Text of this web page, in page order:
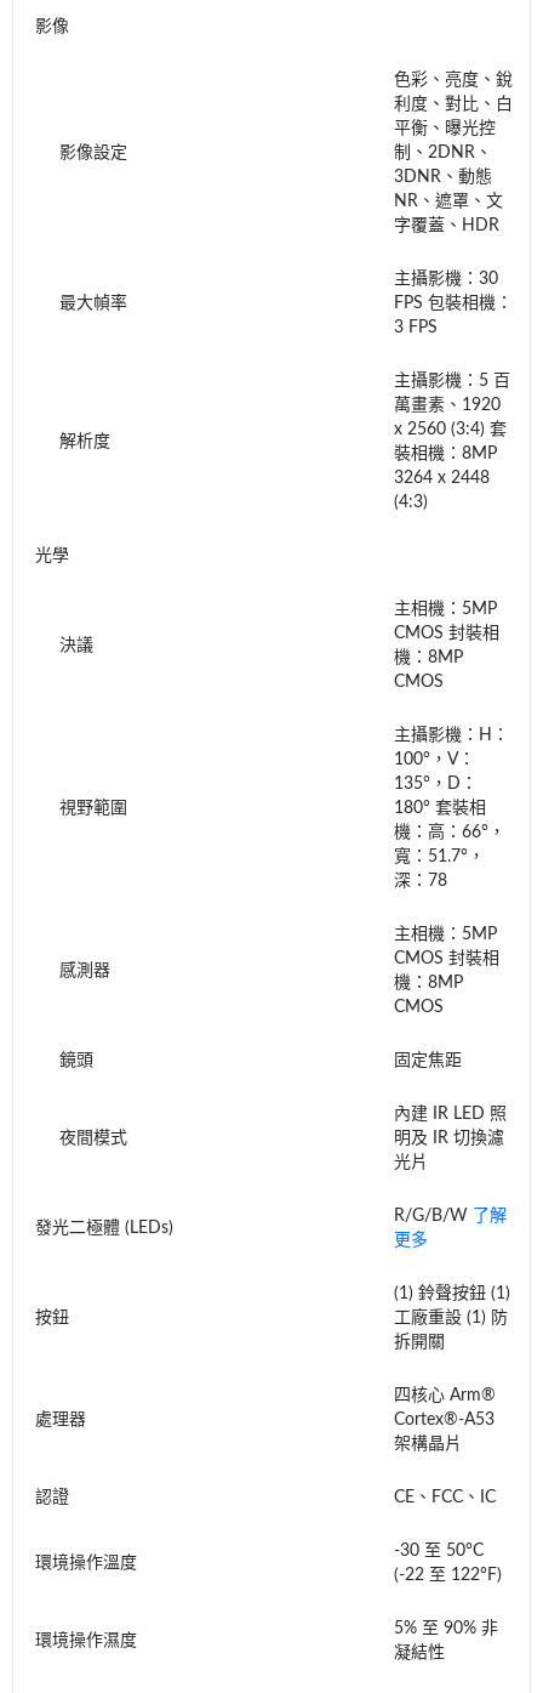
影像
影像設定
色彩、亮度、銳
利度、對比、白
平衡、曝光控
制、2DNR、
3DNR、動態
NR、遮罩、文
字覆蓋、HDR
最大幀率
主攝影機：30
FPS 包裝相機：
3 FPS
解析度
主攝影機：5 百
萬畫素、1920
x 2560 (3:4) 套
裝相機：8MP
3264 x 2448
(4:3)
光學
決議
主相機：5MP
CMOS 封裝相
機：8MP
CMOS
視野範圍
主攝影機：H：
100°，V：
135°，D：
180° 套裝相
機：高：66°，
寬：51.7°，
深：78
感測器
主相機：5MP
CMOS 封裝相
機：8MP
CMOS
鏡頭 固定焦距
夜間模式
內建 IR LED 照
明及 IR 切換濾
光片
發光二極體 (LEDs)
R/G/B/W
了解
更多
按鈕
(1) 鈴聲按鈕 (1)
工廠重設 (1) 防
拆開關
處理器
四核心 Arm®
Cortex®-A53
架構晶片
認證 CE、FCC、IC
環境操作溫度
-30 至 50°C
(-22 至 122°F)
環境操作濕度
5% 至 90% 非
凝結性